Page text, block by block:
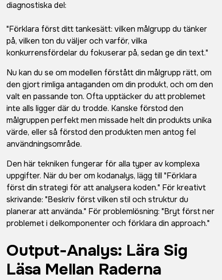
diagnostiska del:
"Förklara först ditt tankesätt: vilken målgrupp du tänker
på, vilken ton du väljer och varför, vilka
konkurrensfördelar du fokuserar på, sedan ge din text."
Nu kan du se om modellen förstått din målgrupp rätt, om
den gjort rimliga antaganden om din produkt, och om den
valt en passande ton. Ofta upptäcker du att problemet
inte alls ligger där du trodde. Kanske förstod den
målgruppen perfekt men missade helt din produkts unika
värde, eller så förstod den produkten men antog fel
användningsområde.
Den här tekniken fungerar för alla typer av komplexa
uppgifter. När du ber om kodanalys, lägg till "Förklara
först din strategi för att analysera koden." För kreativt
skrivande: "Beskriv först vilken stil och struktur du
planerar att använda." För problemlösning: "Bryt först ner
problemet i delkomponenter och förklara din approach."
Output-Analys: Lära Sig
Läsa Mellan Raderna